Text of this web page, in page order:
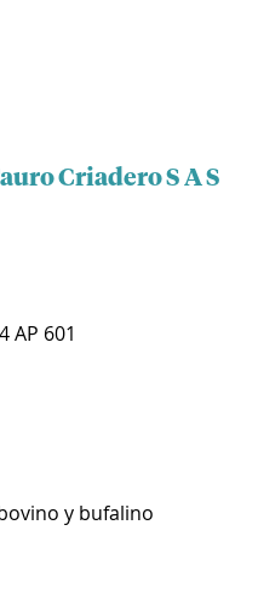
Criadero S A S
AP 601
y bufalino